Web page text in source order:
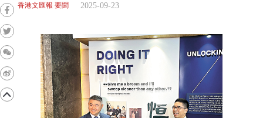
香港文匯報 要聞 2025-09-23